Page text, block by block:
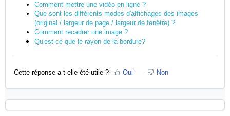
Comment mettre une vidéo en ligne ?
Que sont les différents modes d'affichages des images
(original / largeur de page / largeur de fenêtre) ?
Comment recadrer une image ?
Qu'est-ce que le rayon de la bordure?
Cette réponse a-t-elle été utile ? Oui Non